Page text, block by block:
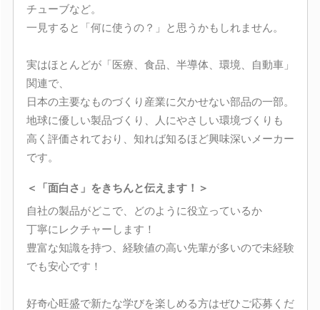
チューブなど。
一見すると「何に使うの？」と思うかもしれません。
実はほとんどが「医療、食品、半導体、環境、自動車」
関連で、
日本の主要なものづくり産業に欠かせない部品の一部。
地球に優しい製品づくり、人にやさしい環境づくりも
高く評価されており、知れば知るほど興味深いメーカー
です。
＜「面白さ」をきちんと伝えます！＞
自社の製品がどこで、どのように役立っているか
丁寧にレクチャーします！
豊富な知識を持つ、経験値の高い先輩が多いので未経験
でも安心です！
好奇心旺盛で新たな学びを楽しめる方はぜひご応募くだ